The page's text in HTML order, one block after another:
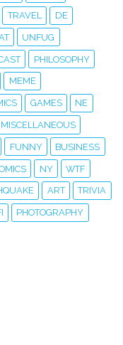
TRAVEL DE
UNFUG
PHILOSOPHY
MEME
GAMES NE
MISCELLANEOUS
FUNNY BUSINESS
NY WTF
ART TRIVIA
PHOTOGRAPHY